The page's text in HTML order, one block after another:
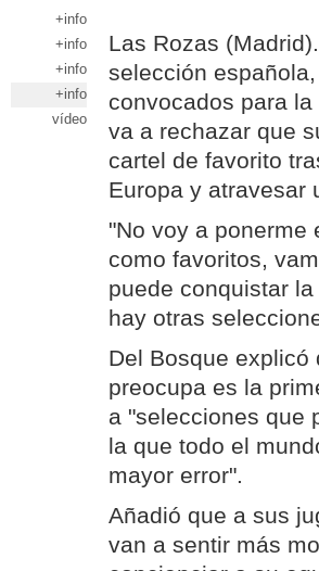
+info
+info
+info
+info
vídeo
Las Rozas
selección
convocados para
va a rechazar que
cartel de favorito
Europa y atravesar
"No voy a ponerme
como favoritos,
puede conquistar
hay otras
Del Bosque
preocupa es la
a "selecciones que
la que todo el
mayor error".
Añadió que a sus
van a sentir más